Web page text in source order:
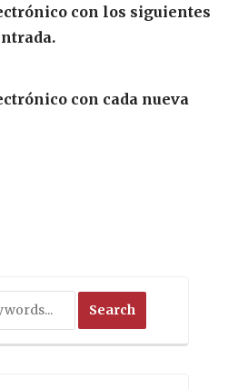
con los siguientes
con cada nueva